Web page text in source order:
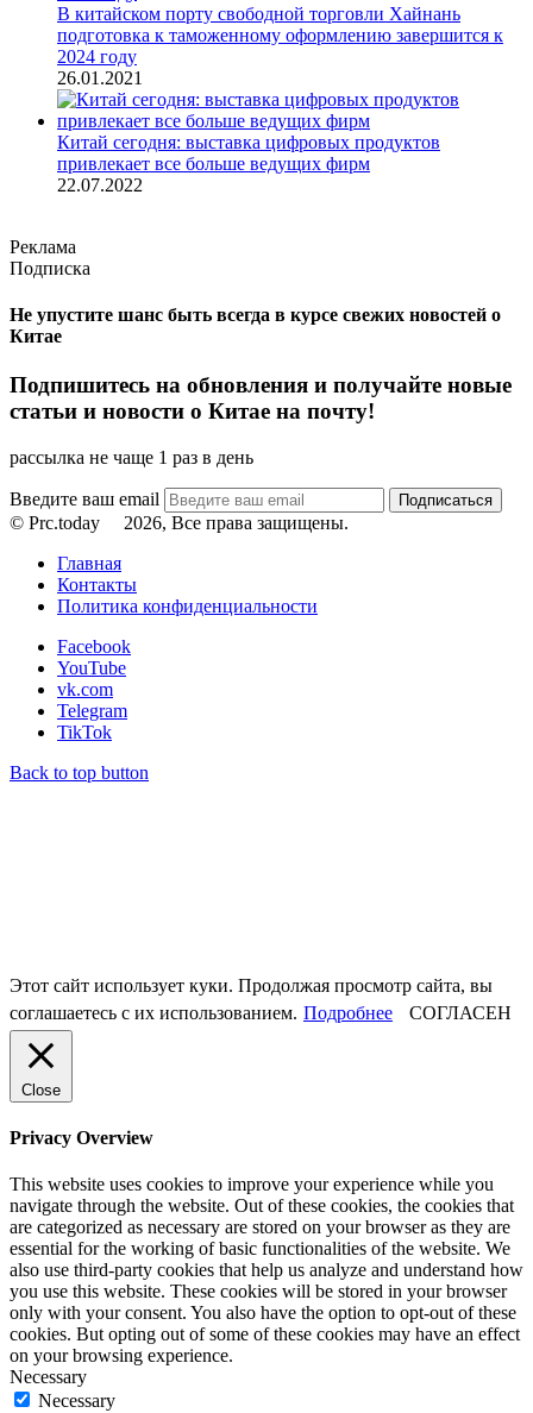
В китайском порту свободной торговли Хайнань
подготовка к таможенному оформлению завершится к
2024 году
26.01.2021
Китай сегодня: выставка цифровых продуктов
привлекает все больше ведущих фирм
22.07.2022
Реклама
Подписка
Не упустите шанс быть всегда в курсе свежих новостей о
Китае
Подпишитесь на обновления и получайте новые
статьи и новости о Китае на почту!
рассылка не чаще 1 раз в день
Введите ваш email
© Prc.today
2026, Все права защищены.
Главная
Контакты
Политика конфиденциальности
Facebook
YouTube
vk.com
Telegram
TikTok
Back to top button
Этот сайт использует куки. Продолжая просмотр сайта, вы
соглашаетесь с их использованием. Подробнее СОГЛАСЕН
Close
Privacy Overview
This website uses cookies to improve your experience while you
navigate through the website. Out of these cookies, the cookies that
are categorized as necessary are stored on your browser as they are
essential for the working of basic functionalities of the website. We
also use third-party cookies that help us analyze and understand how
you use this website. These cookies will be stored in your browser
only with your consent. You also have the option to opt-out of these
cookies. But opting out of some of these cookies may have an effect
on your browsing experience.
Necessary
Necessary